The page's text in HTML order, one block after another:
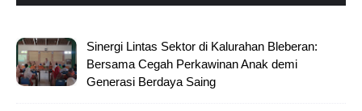
Sinergi Lintas Sektor di Kalurahan Bleberan:
Bersama Cegah Perkawinan Anak demi
Generasi Berdaya Saing